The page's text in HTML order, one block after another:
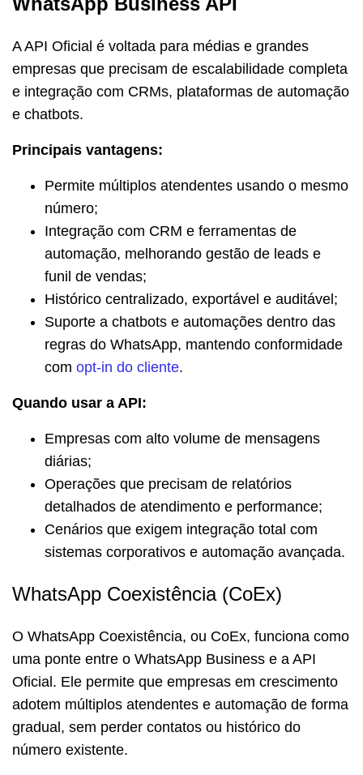
A API Oficial é voltada para médias e grandes
empresas que precisam de escalabilidade completa
e integração com CRMs, plataformas de automação
e chatbots.
Principais vantagens:
Permite múltiplos atendentes usando o mesmo
número;
Integração com CRM e ferramentas de
automação, melhorando gestão de leads e
funil de vendas;
Histórico centralizado, exportável e auditável;
Suporte a chatbots e automações dentro das
regras do WhatsApp, mantendo conformidade
com opt-in do cliente.
Quando usar a API:
Empresas com alto volume de mensagens
diárias;
Operações que precisam de relatórios
detalhados de atendimento e performance;
Cenários que exigem integração total com
sistemas corporativos e automação avançada.
WhatsApp Coexistência (CoEx)
O WhatsApp Coexistência, ou CoEx, funciona como
uma ponte entre o WhatsApp Business e a API
Oficial. Ele permite que empresas em crescimento
adotem múltiplos atendentes e automação de forma
gradual, sem perder contatos ou histórico do
número existente.